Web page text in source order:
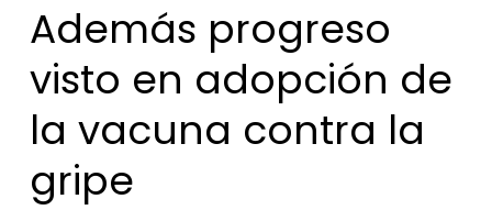
Además progreso
visto en adopción de
la vacuna contra la
gripe